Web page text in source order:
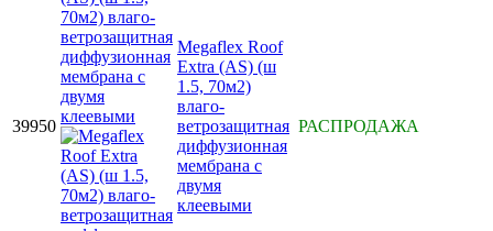
39950
Megaflex Roof
Extra (AS) (ш
1.5, 70м2)
влаго-
ветрозащитная
диффузионная
мембрана с
двумя
клеевыми
РАСПРОДАЖА